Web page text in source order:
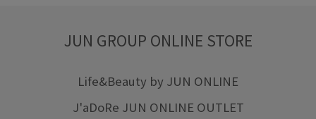
JUN GROUP ONLINE STORE
Life&Beauty by JUN ONLINE
J'aDoRe JUN ONLINE OUTLET